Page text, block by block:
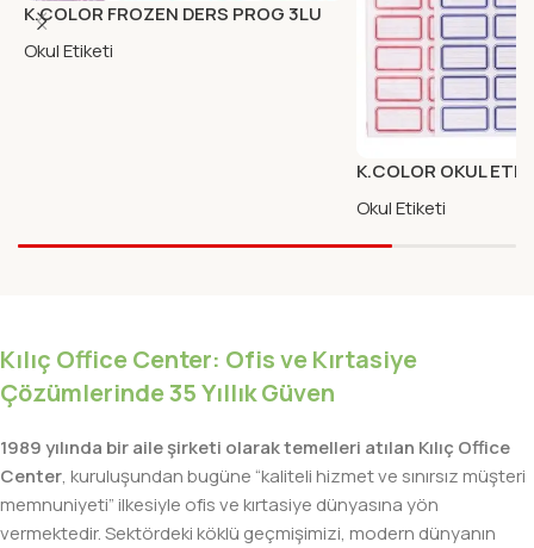
K.COLOR FROZEN DERS PROG 3LU
ETIKET
Okul Etiketi
K.COLOR OKUL
RENK MAVI
Okul Etiketi
Kılıç Office Center: Ofis ve Kırtasiye
Çözümlerinde 35 Yıllık Güven
1989 yılında bir aile şirketi olarak temelleri atılan Kılıç Office
Center, kuruluşundan bugüne “kaliteli hizmet ve sınırsız müşteri
memnuniyeti” ilkesiyle ofis ve kırtasiye dünyasına yön
vermektedir. Sektördeki köklü geçmişimizi, modern dünyanın